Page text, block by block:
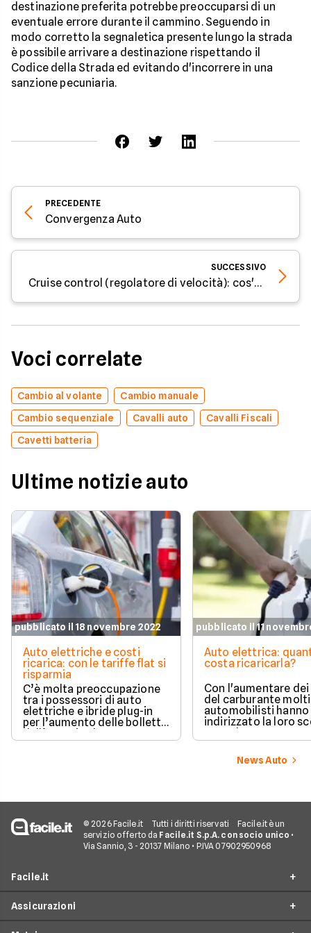
destinazione preferita potrebbe preoccuparsi di un
eventuale errore durante il cammino. Seguendo in
modo corretto la segnaletica presente lungo la strada
è possibile arrivare a destinazione rispettando il
Codice della Strada ed evitando d'incorrere in una
sanzione pecuniaria.
PRECEDENTE
Convergenza Auto
SUCCESSIVO
Cruise control (regolatore di velocità): cos'è e come funziona
Voci correlate
Cambio al volante
Cambio manuale
Cambio sequenziale
Cavalli auto
Cavalli Fiscali
Cavetti batteria
Ultime notizie auto
pubblicato il 18 novembre 2022
Auto elettriche e costi
ricarica: con le tariffe flat si
risparmia
C’è molta preoccupazione
tra i possessori di auto
elettriche e ibride plug-in
per l’aumento delle bollette
dell’energia che
inevitabilmente ricade sui
ampiamente conveniente.
pubblicato il 11
Auto elettrica:
costa ricaricarla?
Con l'aumentare
del carburante molti
automobilisti hanno
indirizzato la loro
verso le auto a zero
emissioni, ma
anche il caro
spontaneo
conveniente e quali
News Auto
© 2026 Facile.it Tutti i diritti riservati
Facile.it è un
servizio offerto da Facile.it S.p.A. con socio unico •
Via Sannio, 3 - 20137 Milano • P.IVA 07902950968
Facile.it
Assicurazioni